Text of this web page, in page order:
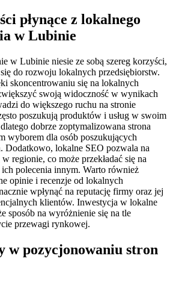
płynące z lokalnego
w Lubinie
w Lubinie niesie ze sobą szereg korzyści,
do rozwoju lokalnych przedsiębiorstw.
skoncentrowaniu się na lokalnych
swoją widoczność w wynikach
do większego ruchu na stronie
poszukują produktów i usług w swoim
dobrze zoptymalizowana strona
wyborem dla osób poszukujących
Dodatkowo, lokalne SEO pozwala na
regionie, co może przekładać się na
polecenia innym. Warto również
opinie i recenzje od lokalnych
wpłynąć na reputację firmy oraz jej
klientów. Inwestycja w lokalne
sposób na wyróżnienie się na tle
przewagi rynkowej.
w pozycjonowaniu stron